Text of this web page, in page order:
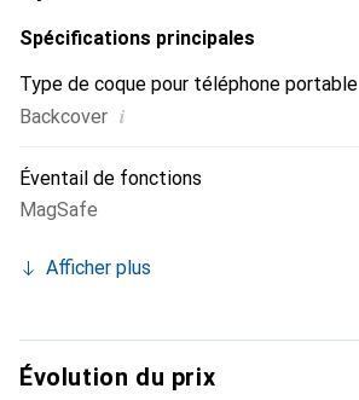
Spécifications principales
Type de coque pour téléphone portable
Backcover i
Éventail de fonctions
MagSafe
Afficher plus
Évolution du prix